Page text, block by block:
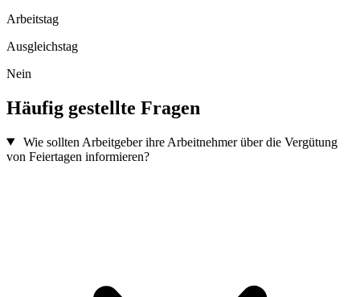
Arbeitstag
Ausgleichstag
Nein
Häufig gestellte Fragen
Wie sollten Arbeitgeber ihre Arbeitnehmer über die Vergütung
von Feiertagen informieren?